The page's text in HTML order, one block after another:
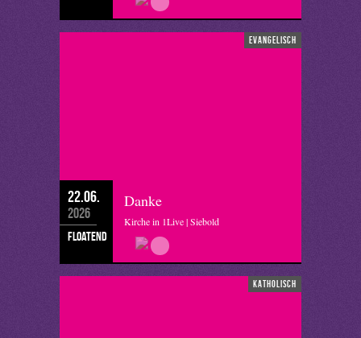
evangelisch
22.06.
2026
floatend
Danke
Kirche in 1Live | Siebold
katholisch